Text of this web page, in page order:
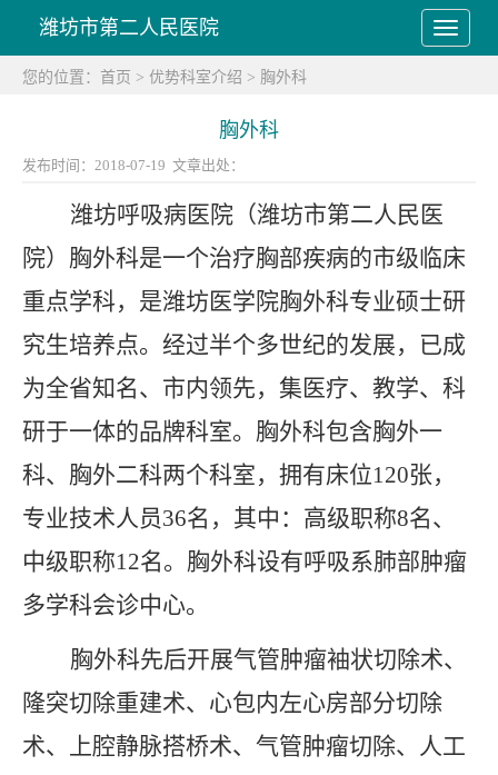
潍坊市第二人民医院
您的位置： 首页 > 优势科室介绍 > 胸外科
胸外科
发布时间：2018-07-19 文章出处：
潍坊呼吸病医院（潍坊市第二人民医
院）胸外科是一个治疗胸部疾病的市级临床
重点学科，是潍坊医学院胸外科专业硕士研
究生培养点。经过半个多世纪的发展，已成
为全省知名、市内领先，集医疗、教学、科
研于一体的品牌科室。胸外科包含胸外一
科、胸外二科两个科室，拥有床位120张，
专业技术人员36名，其中 ： 高级职称8名、
中级职称12名。胸外科设有呼吸系肺部肿瘤
多学科会诊中心。
胸外科先后开展气管肿瘤袖状切除术、
隆突切除重建术、心包内左心房部分切除
术、上腔静脉搭桥术、气管肿瘤切除、人工